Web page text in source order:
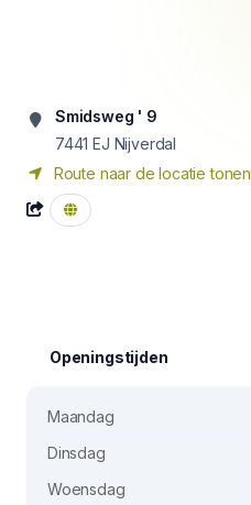
Smidsweg ' 9
7441 EJ Nijverdal
Route naar de locatie tonen
Openingstijden
Maandag
Dinsdag
Woensdag